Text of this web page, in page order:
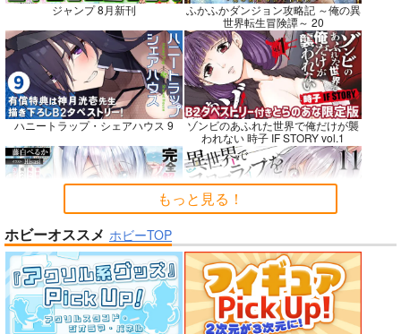
壁配置の話２
さくら研究室
550円（税込）
オリジナル
作者
パイセン
カート
CHALDEA SKETCH 1
6
CLOSET CHILD
1,481 円（税込）
Fate/Grand Order
メタトロン・ジャンヌ
リリス
サンプル
夏色しずく
5年目の放課後
899円（税込）
オリジナル しずく
No.10
ジャンプ 8月新刊
ふかふかダンジョン攻略記 ～俺の異
世界転生冒険譚～ 20
ハニートラップ・シェアハウス 9
ゾンビのあふれた世界で俺だけが襲
われない 時子 IF STORY vol.1
完全解呪のプリースト 2 異世界でスローライフを〈願望〉 11
もっと見る！
ホビーオススメ ホビーTOP